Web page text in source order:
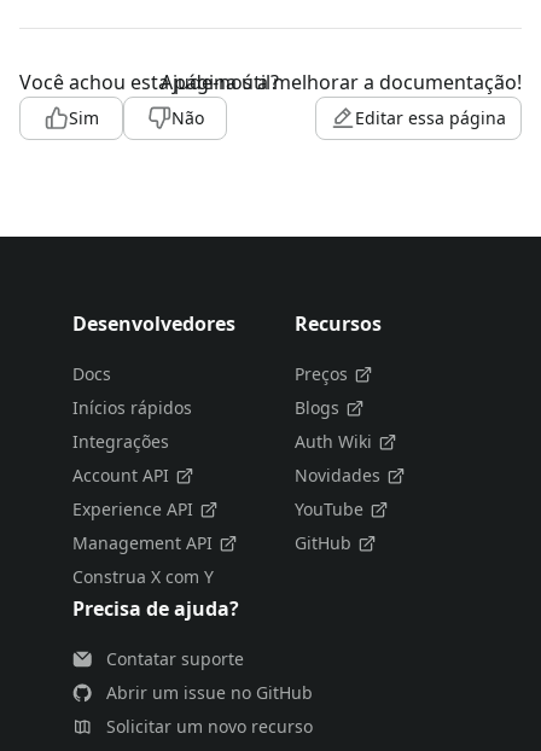
Você achou esta página útil?
Sim Não
Ajude-nos a melhorar a documentação!
Editar essa página
Desenvolvedores
Docs
Inícios rápidos
Integrações
Account API
Experience API
Management API
Construa X com Y
Recursos
Preços
Blogs
Auth Wiki
Novidades
YouTube
GitHub
Precisa de ajuda?
Contatar suporte
Abrir um issue no GitHub
Solicitar um novo recurso